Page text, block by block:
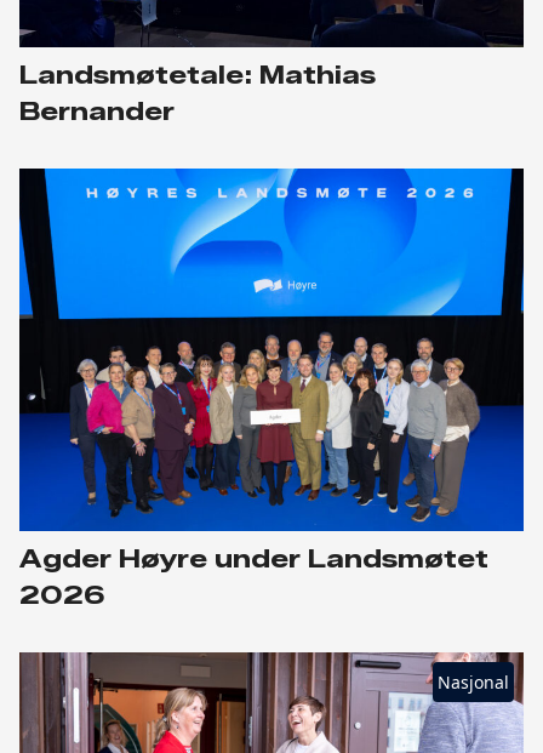
Landsmøtetale: Mathias
Bernander
Agder Høyre under Landsmøtet
2026
Nasjonal